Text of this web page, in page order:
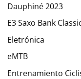
Dauphiné 2023
E3 Saxo Bank
Eletrónica
eMTB
Entrenamiento